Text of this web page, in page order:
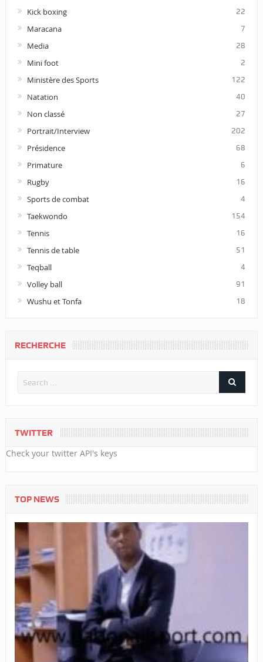
Kick boxing 22
Maracana 7
Media 28
Mini foot 2
Ministère des Sports 122
Natation 40
Non classé 27
Portrait/Interview 202
Présidence 68
Primature 6
Rugby 16
Sports de combat 4
Taekwondo 154
Tennis 16
Tennis de table 51
Teqball 4
Volley ball 91
Wushu et Tonfa 18
RECHERCHE
TWITTER
Check your twitter API's keys
TOP NEWS